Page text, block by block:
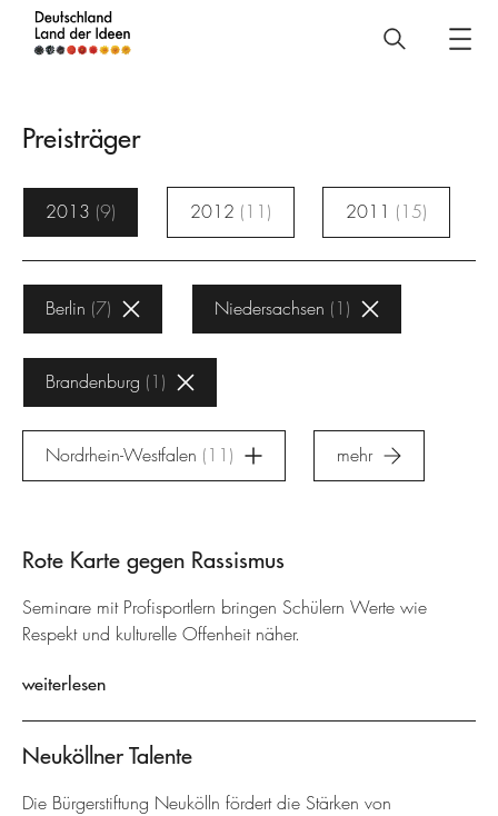
Land
Ideen
Preisträger
Preisträger
2013 9 2012 11 2011 15
Berlin 7 Niedersachsen 1
Brandenburg 1
Nordrhein-Westfalen 11 mehr
Rote Karte gegen Rassismus
Seminare mit Profisportlern bringen Schülern Werte wie
Respekt und kulturelle Offenheit näher.
weiterlesen
Neuköllner Talente
Die Bürgerstiftung Neukölln fördert die Stärken von